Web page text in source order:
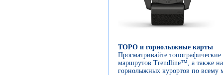
ТOPO и горнолыжные карты
Просматривайте
маршрутов Trendline™, а также
горнолыжных курортов по всему